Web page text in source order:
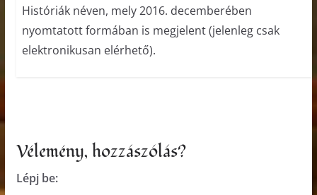
Históriák néven, mely 2016. decemberében
nyomtatott formában is megjelent (jelenleg csak
elektronikusan elérhető).
Vélemény, hozzászólás?
Lépj be: